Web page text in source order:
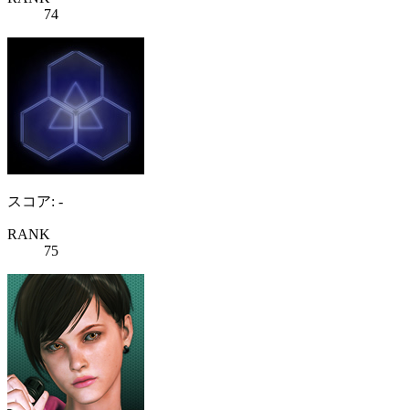
74
スコア: -
RANK
75